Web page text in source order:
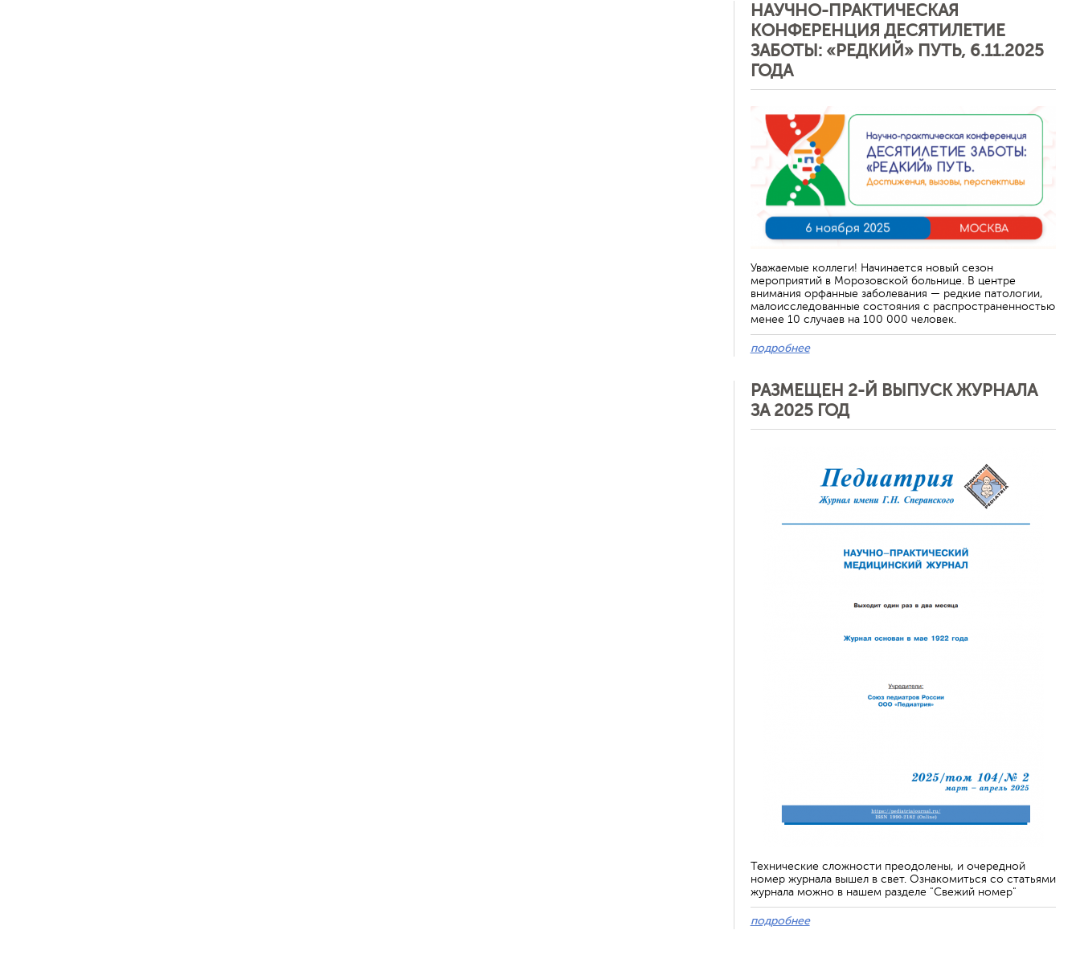
НАУЧНО-ПРАКТИЧЕСКАЯ
КОНФЕРЕНЦИЯ ДЕСЯТИЛЕТИЕ
ЗАБОТЫ: «РЕДКИЙ» ПУТЬ, 6.11.2025
ГОДА
Уважаемые коллеги! Начинается новый сезон
мероприятий в Морозовской больнице. В центре
внимания орфанные заболевания — редкие патологии,
малоисследованные состояния с распространенностью
менее 10 случаев на 100 000 человек.
подробнее
РАЗМЕЩЕН 2-Й ВЫПУСК ЖУРНАЛА
ЗА 2025 ГОД
Технические сложности преодолены, и очередной
номер журнала вышел в свет. Ознакомиться со статьями
журнала можно в нашем разделе "Свежий номер"
подробнее
Отменить